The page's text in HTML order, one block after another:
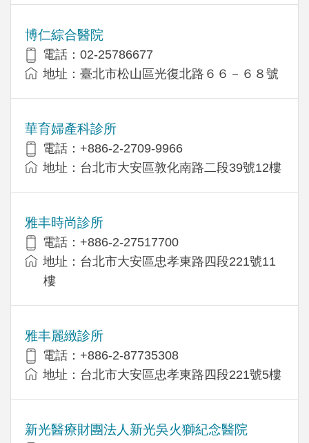
博仁綜合醫院
電話：02-25786677
地址：臺北市松山區光復北路６６－６８號
華育婦產科診所
電話：+886-2-2709-9966
地址：台北市大安區敦化南路二段39號12樓
雅丰時尚診所
電話：+886-2-27517700
地址：台北市大安區忠孝東路四段221號11
樓
雅丰麗緻診所
電話：+886-2-87735308
地址：台北市大安區忠孝東路四段221號5樓
新光醫療財團法人新光吳火獅紀念醫院